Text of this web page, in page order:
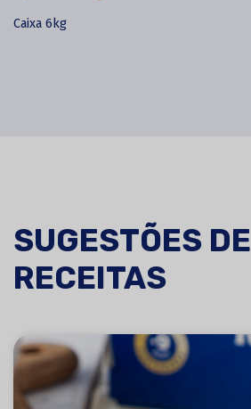
Caixa 6kg
SUGESTÕES DE
RECEITAS